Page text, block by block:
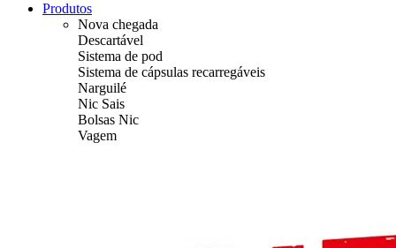
Produtos
Nova chegada
Descartável
Sistema de pod
Sistema de cápsulas recarregáveis
Narguilé
Nic Sais
Bolsas Nic
Vagem